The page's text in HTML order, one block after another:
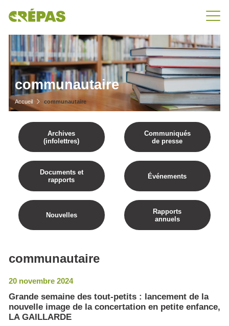
communautaire
Accueil communautaire
Archives
(infolettres)
Communiqués
de presse
Documents et
rapports
Événements
Nouvelles
Rapports
annuels
communautaire
20 novembre 2024
Grande semaine des tout-petits : lancement de la
nouvelle image de la concertation en petite enfance,
LA GAILLARDE